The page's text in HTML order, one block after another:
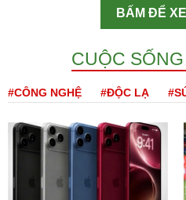
BẤM ĐỂ
CUỘC
#CÔNG NGHỆ #ĐỘC LẠ